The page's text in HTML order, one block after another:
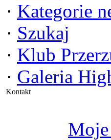
· Kategorie
· Szukaj
· Klub
· Galeria
Kontakt
Moje